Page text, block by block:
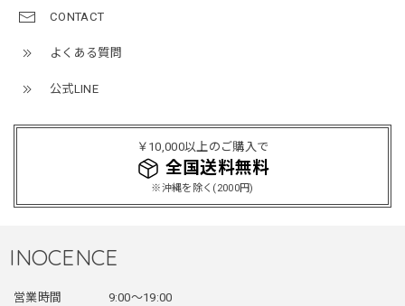
CONTACT
よくある質問
公式LINE
￥10,000以上のご購入で
全国送料無料
※沖縄を除く(2000円)
2025/12/24
レッドめちゃくちゃカッコイイし可愛いです！こういうのっ
てあまり他のお店で売ってないようなデザインだと思うので
買って良かったです！！ただ写真の通り袖の方が明らかに長
INOCENCE
営業時間
9:00〜19:00